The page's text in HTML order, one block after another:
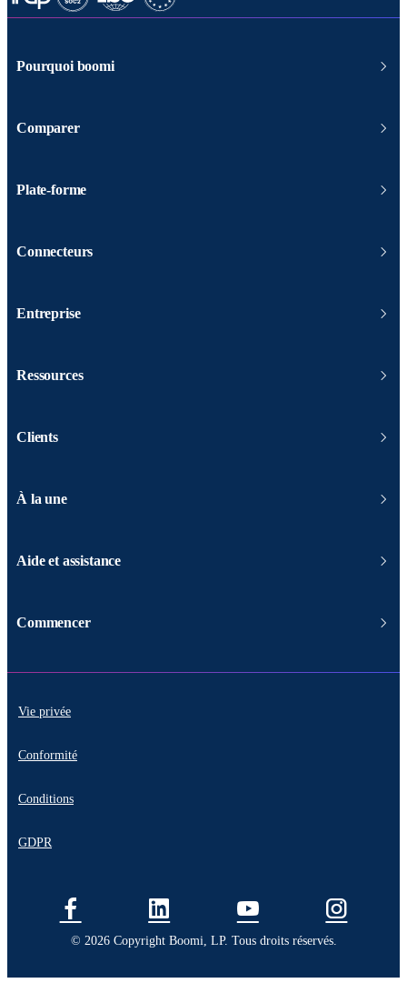
Pourquoi boomi
Comparer
Plate-forme
Connecteurs
Entreprise
Ressources
Clients
À la une
Aide et assistance
Commencer
Vie privée
Conformité
Conditions
GDPR
© 2026 Copyright Boomi, LP. Tous droits réservés.